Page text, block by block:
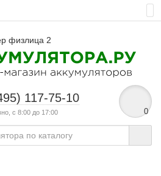
117-75-10
с 8:00 до 17:00 0